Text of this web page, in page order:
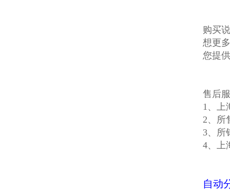
购买
想更
您提
售后
1、上
2、所
3、所
4、上
自动